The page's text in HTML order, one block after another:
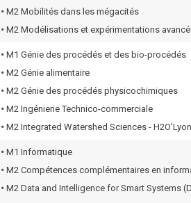
• M2 Mobilités dans les mégacités
• M2 Modélisations et expérimentations
• M1 Génie des procédés et des bio-procédés
• M2 Génie alimentaire
• M2 Génie des procédés physicochimiques
• M2 Ingénierie Technico-commerciale
• M2 Integrated Watershed Sciences - H2O’Lyon
• M1 Informatique
• M2 Compétences complémentaires en
• M2 Data and Intelligence for Smart Systems